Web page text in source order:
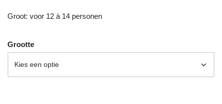
Groot: voor 12 à 14 personen
Grootte